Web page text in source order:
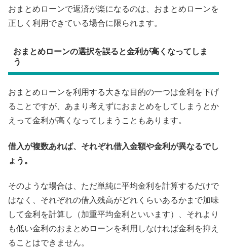
おまとめローンで返済が楽になるのは、おまとめローンを
正しく利用できている場合に限られます。
おまとめローンの選択を誤ると金利が高くなってしま
う
おまとめローンを利用する大きな目的の一つは金利を下げ
ることですが、あまり考えずにおまとめをしてしまうとか
えって金利が高くなってしまうこともあります。
借入が複数あれば、それぞれ借入金額や金利が異なるでし
ょう。
そのような場合は、ただ単純に平均金利を計算するだけで
はなく、それぞれの借入残高がどれくらいあるかまで加味
して金利を計算し（加重平均金利といいます）、それより
も低い金利のおまとめローンを利用しなければ金利を抑え
ることはできません。